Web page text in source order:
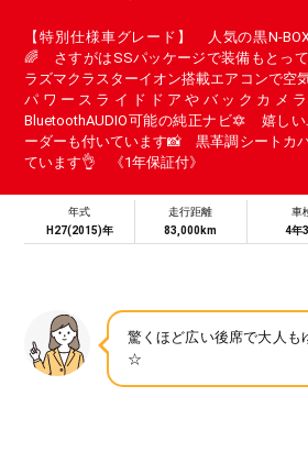
【特別仕様車グレード】 人気の黒N-
🌈 さすがはSSパッケージで装備もとっ
ラズマクラスターイオン搭載エアコンで
パワースライドドアやバックカメ
BluetoothAUDIO可能の純正ナビ🔯 嬉し
ーダーも付いています📸 黒革調シートカ
ています👌 《1年保証付》
年式
H27(2015)年
走行距離
83,000km
車
4年
驚くほど広い後席で大人も
☆